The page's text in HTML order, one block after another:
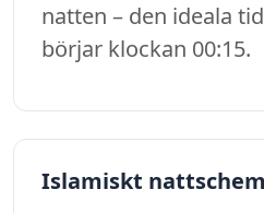
natten – den ideala
börjar klockan 00:15.
Islamiskt